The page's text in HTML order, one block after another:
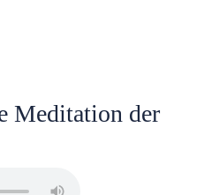
Meditation der